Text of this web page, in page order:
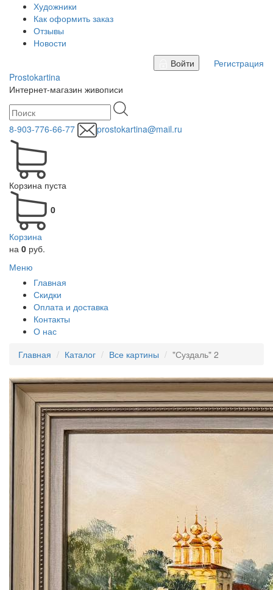
Художники
Как оформить заказ
Отзывы
Новости
Войти
Регистрация
Prostokartina
Интернет-магазин живописи
8-903-776-66-77 prostokartina@mail.ru
Корзина пуста
0
Корзина
на 0 руб.
Меню
Главная
Скидки
Оплата и доставка
Контакты
О нас
Главная
Каталог Все картины "Суздаль" 2